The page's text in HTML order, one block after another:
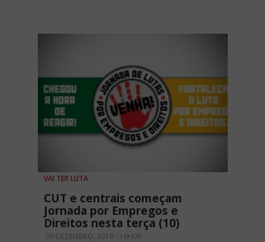
VAI TER LUTA
CUT e centrais começam
Jornada por Empregos e
Direitos nesta terça (10)
09 DEZEMBRO, 2019 - 16H09